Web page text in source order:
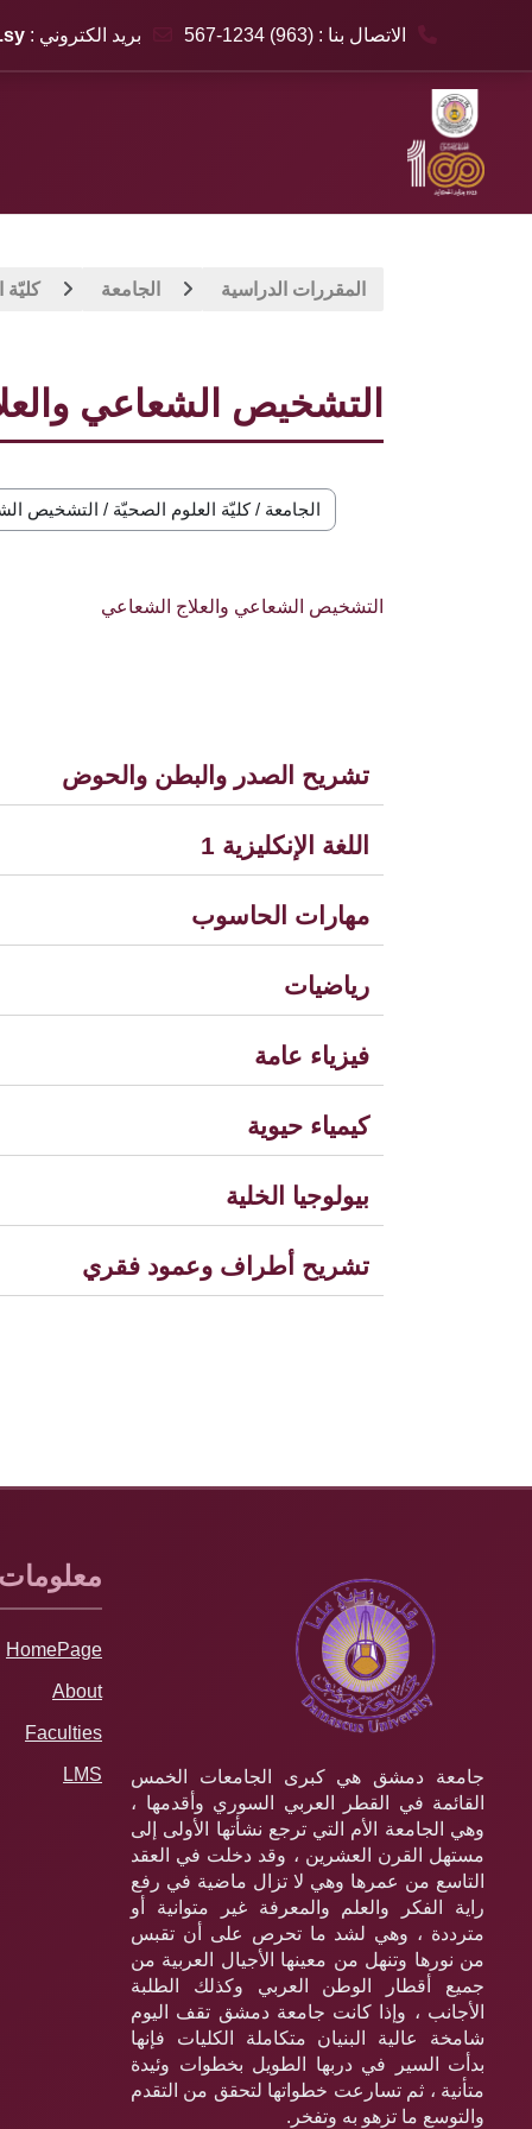
تخطى إلى المحتوى الرئيسي
الاتصال بنا : (963) 1234-567 بريد الكتروني :
المقررات الدراسية الجامعة كليّة
التشخيص الشعاعي
تصنيفات المقررات
التشخيص الشعاعي والعلاج الشعاعي
تشريح الصدر والبطن والحوض
اللغة الإنكليزية 1
مهارات الحاسوب
رياضيات
فيزياء عامة
كيمياء حيوية
بيولوجيا الخلية
تشريح أطراف وعمود فقري
جامعة دمشق هي كبرى الجامعات الخمس
القائمة في القطر العربي السوري وأقدمها ،
وهي الجامعة الأم التي ترجع نشأتها الأولى إلى
مستهل القرن العشرين ، وقد دخلت في العقد
التاسع من عمرها وهي لا تزال ماضية في رفع
راية الفكر والعلم والمعرفة غير متوانية أو
مترددة ، وهي لشد ما تحرص على أن تقبس
من نورها وتنهل من معينها الأجيال العربية من
جميع أقطار الوطن العربي وكذلك الطلبة
الأجانب ، وإذا كانت جامعة دمشق تقف اليوم
شامخة عالية البنيان متكاملة الكليات فإنها
بدأت السير في دربها الطويل بخطوات وئيدة
متأنية ، ثم تسارعت خطواتها لتحقق من التقدم
والتوسع ما تزهو به وتفخر.
معلومات
HomePage
About
Faculties
LMS